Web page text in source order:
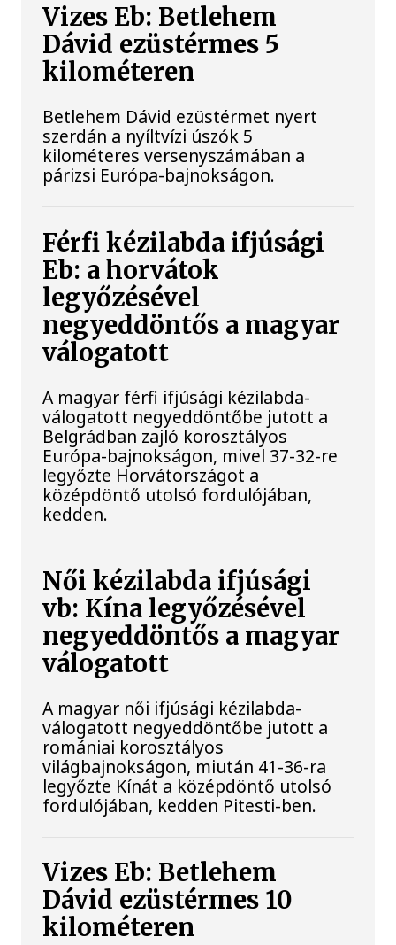
Vizes Eb: Betlehem
Dávid ezüstérmes 5
kilométeren
Betlehem Dávid ezüstérmet nyert
szerdán a nyíltvízi úszók 5
kilométeres versenyszámában a
párizsi Európa-bajnokságon.
Férfi kézilabda ifjúsági
Eb: a horvátok
legyőzésével
negyeddöntős a magyar
válogatott
A magyar férfi ifjúsági kézilabda-
válogatott negyeddöntőbe jutott a
Belgrádban zajló korosztályos
Európa-bajnokságon, mivel 37-32-re
legyőzte Horvátországot a
középdöntő utolsó fordulójában,
kedden.
Női kézilabda ifjúsági
vb: Kína legyőzésével
negyeddöntős a magyar
válogatott
A magyar női ifjúsági kézilabda-
válogatott negyeddöntőbe jutott a
romániai korosztályos
világbajnokságon, miután 41-36-ra
legyőzte Kínát a középdöntő utolsó
fordulójában, kedden Pitesti-ben.
Vizes Eb: Betlehem
Dávid ezüstérmes 10
kilométeren